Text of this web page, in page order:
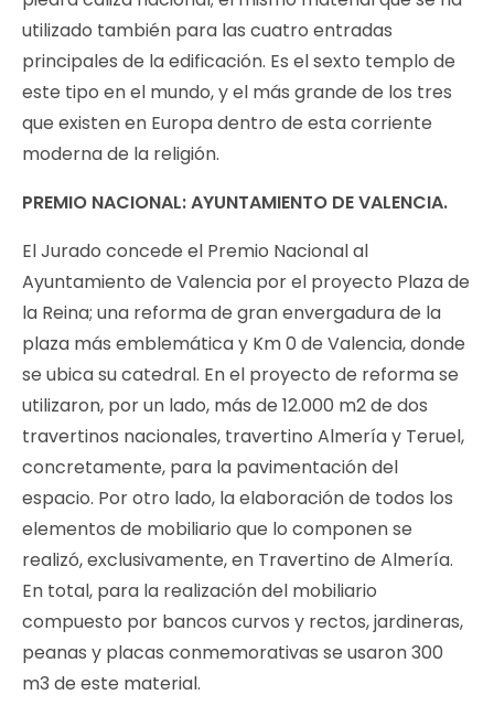
utilizado también para las cuatro entradas
principales de la edificación. Es el sexto templo de
este tipo en el mundo, y el más grande de los tres
que existen en Europa dentro de esta corriente
moderna de la religión.
PREMIO NACIONAL: AYUNTAMIENTO DE VALENCIA.
El Jurado concede el Premio Nacional al
Ayuntamiento de Valencia por el proyecto Plaza de
la Reina; una reforma de gran envergadura de la
plaza más emblemática y Km 0 de Valencia, donde
se ubica su catedral. En el proyecto de reforma se
utilizaron, por un lado, más de 12.000 m2 de dos
travertinos nacionales, travertino Almería y Teruel,
concretamente, para la pavimentación del
espacio. Por otro lado, la elaboración de todos los
elementos de mobiliario que lo componen se
realizó, exclusivamente, en Travertino de Almería.
En total, para la realización del mobiliario
compuesto por bancos curvos y rectos, jardineras,
peanas y placas conmemorativas se usaron 300
m3 de este material.